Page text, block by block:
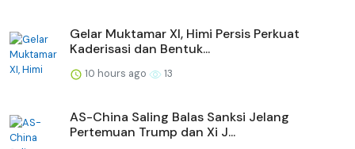
Gelar Muktamar XI, Himi Persis Perkuat
Kaderisasi dan Bentuk...
10 hours ago 13
AS-China Saling Balas Sanksi Jelang
Pertemuan Trump dan Xi J...